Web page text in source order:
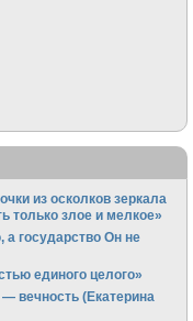
из осколков зеркала
только злое и мелкое»
государство Он не
единого целого»
вечность (Екатерина